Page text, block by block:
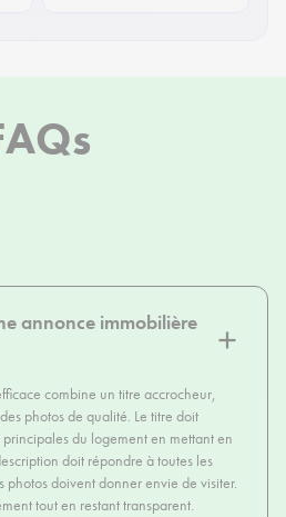
annonce immobilière
combine un titre accrocheur,
photos de qualité. Le titre doit
du logement en mettant en
doit répondre à toutes les
photos doivent donner envie de visiter.
tout en restant transparent.